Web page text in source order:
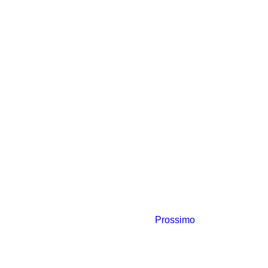
Prossimo